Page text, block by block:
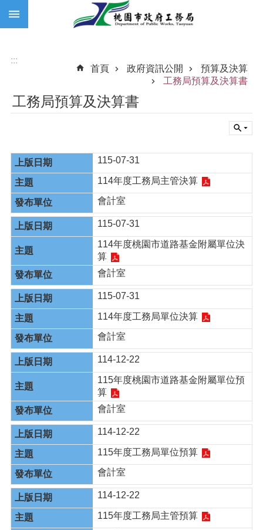
跳到主要內容區塊
:::
首頁
政府資訊公開
預算及決算
工務局預算及決算書
工務局預算及決算書
115-07-31
114年度工務局主管決算
會計室
115-07-31
114年度桃園市道路基金附屬單位決
算
會計室
115-07-31
114年度工務局單位決算
會計室
114-12-22
115年度桃園市道路基金附屬單位預
算
會計室
114-12-22
115年度工務局單位預算
會計室
114-12-22
115年度工務局主管預算